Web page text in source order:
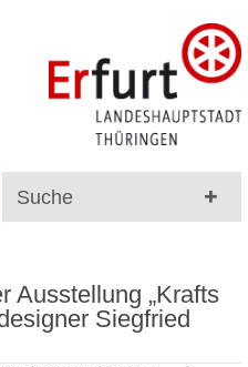
Suche
Ausstellung „Krafts
Siegfried